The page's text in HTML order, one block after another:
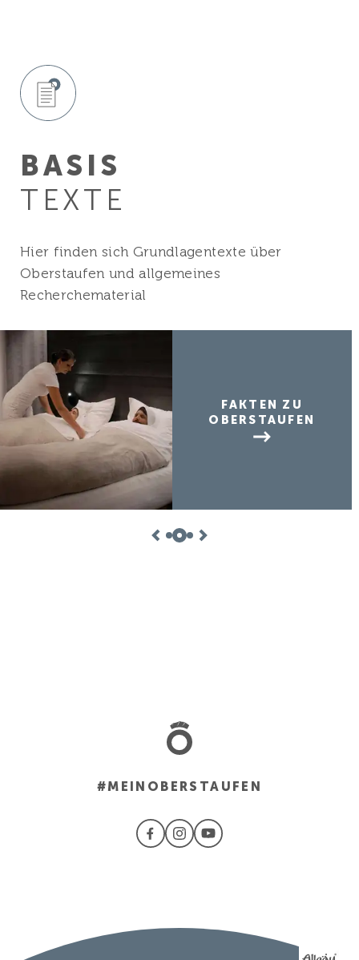
BASIS
TEXTE
Hier finden sich Grundlagentexte über
Oberstaufen und allgemeines
Recherchematerial
FAKTEN ZU
OBERSTAUFEN
#MEINOBERSTAUFEN